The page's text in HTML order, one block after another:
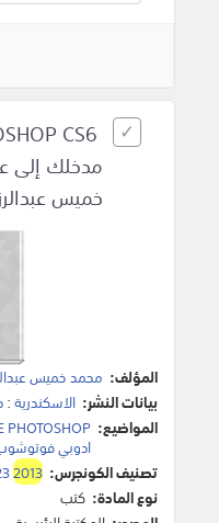
مدخلك إلى
خميس
المؤلف: محمد خميس
بيانات النشر: الاسكندرية:
المواضيع: PHOTOSHOP
ادوبي
تصنيف الكونجرس: 2013
نوع المادة: كتب